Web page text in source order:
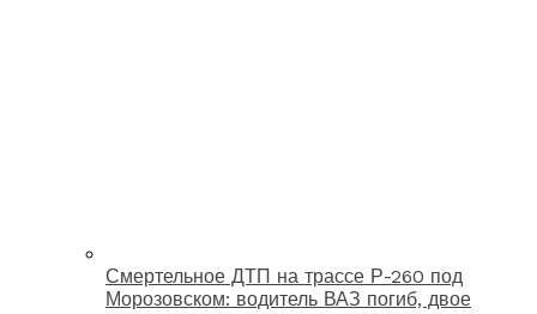
Смертельное ДТП на трассе Р-260 под
Морозовском: водитель ВАЗ погиб, двое